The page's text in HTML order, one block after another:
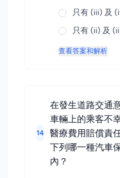
只有 (iii) 及
只有 (ii) 及
查看答案和解析
14
在發生道路交通
車輛上的乘客不
醫療費用賠償責
下列哪一種汽車
內？